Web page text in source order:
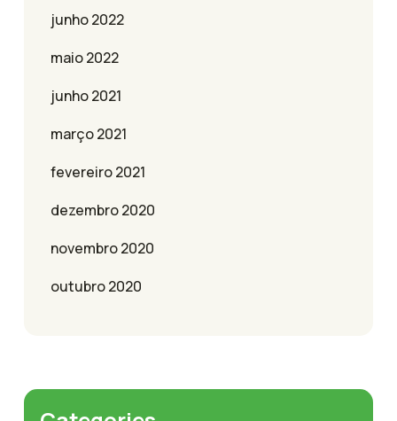
junho 2022
maio 2022
junho 2021
março 2021
fevereiro 2021
dezembro 2020
novembro 2020
outubro 2020